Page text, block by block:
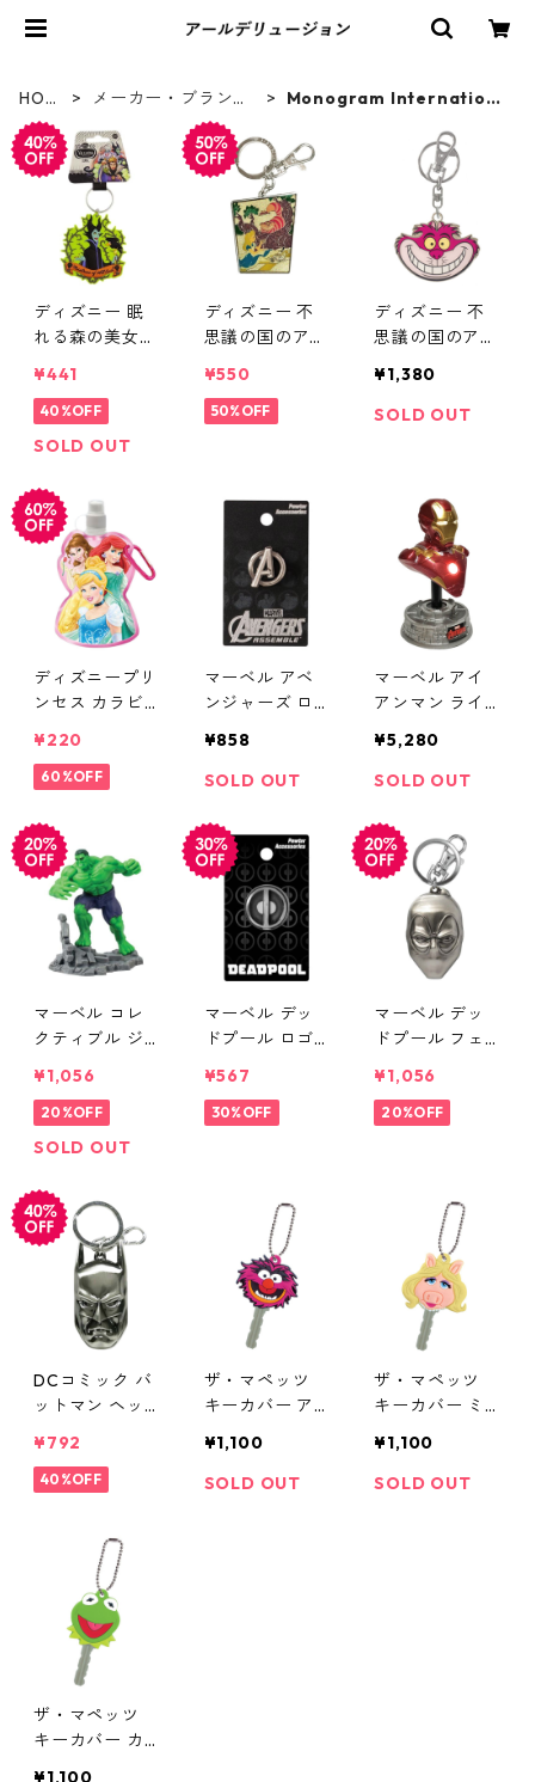
HOM
E
メーカー・ブランド
Monogram Internation
ディズニー 眠
れる森の美女
ラバーキーホル
ダー DISNEY
¥441
40%OFF
SOLD OUT
ディズニー 不
思議の国のアリ
シャ猫 キーリ
ング DISNEY
¥550
50%OFF
ディズニー 不
思議の国のアリ
キーリング DIS
NEY
¥1,380
SOLD OUT
ディズニープリ
ンセス カラビ
¥220
60%OFF
マーベル アベ
ンジャーズ ロ
RVEL AVENGER
¥858
SOLD OUT
マーベル アイ
アンマン ライ
フィギュア ア
ベンジャーズ
ト MARVEL
¥5,280
SOLD OUT
マーベル コレ
クティブル ジ
ィギュア ハル
ク MARVEL
¥1,056
20%OFF
SOLD OUT
マーベル デッ
ドプール ロゴ
ンバッジ MARV
EL
¥567
30%OFF
マーベル デッ
ドプール フェ
MARVEL
¥1,056
20%OFF
DCコミック バ
ットマン ヘッ
C COMICS
¥792
40%OFF
ザ・マペッツ
キーカバー ア
PPETS
¥1,100
SOLD OUT
ザ・マペッツ
キーカバー ミ
MUPPETS
¥1,100
SOLD OUT
ザ・マペッツ
キーカバー カ
¥1,100